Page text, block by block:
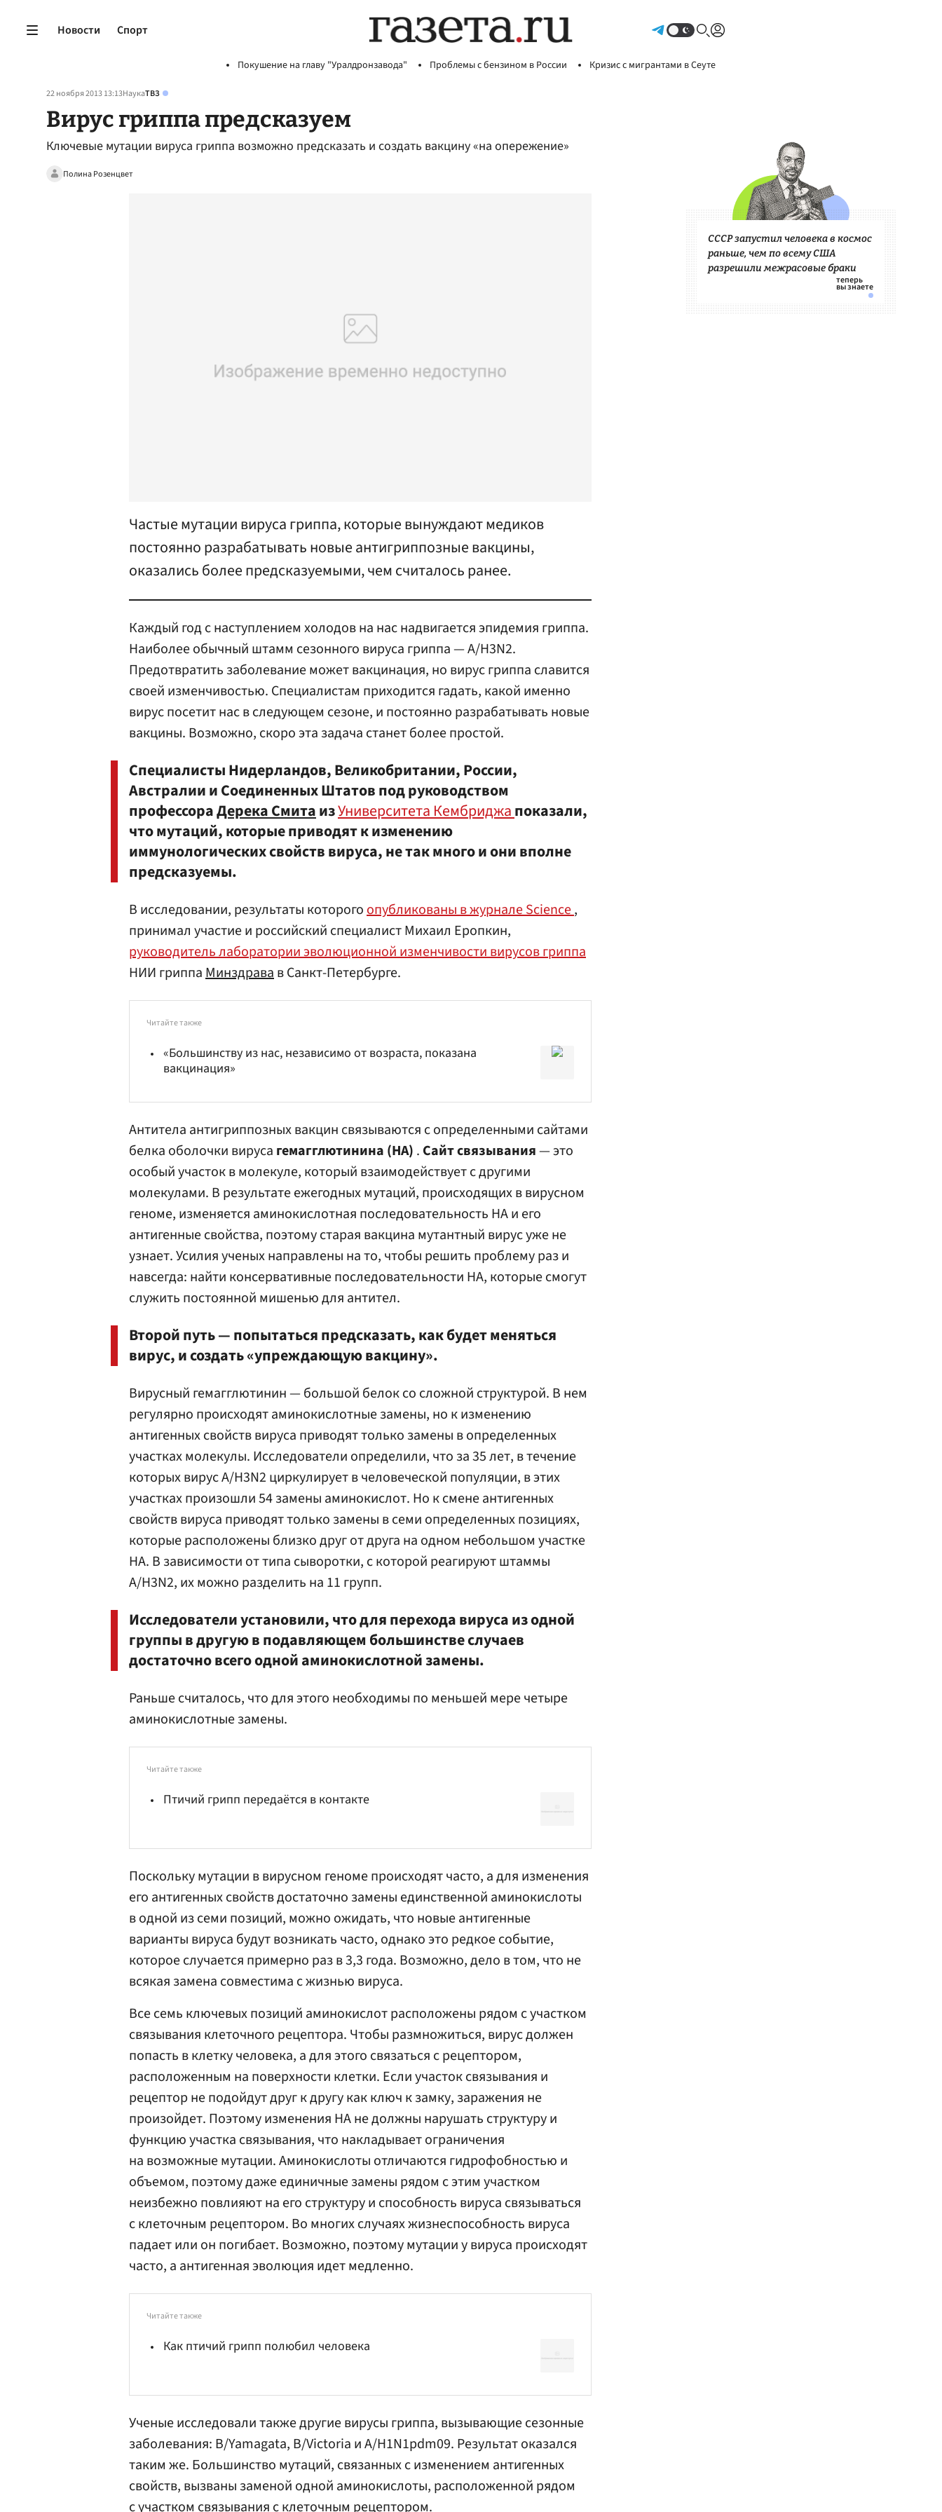
Новости Спорт
Покушение на главу "Уралдронзавода" Проблемы с бензином в России Кризис с мигрантами в Сеуте
22 ноября 2013 13:13НаукаТВЗ
Вирус гриппа предсказуем
Ключевые мутации вируса гриппа возможно предсказать и создать вакцину «на опережение»
Полина Розенцвет
Частые мутации вируса гриппа, которые вынуждают медиков
постоянно разрабатывать новые антигриппозные вакцины,
оказались более предсказуемыми, чем считалось ранее.
Каждый год с наступлением холодов на нас надвигается эпидемия гриппа.
Наиболее обычный штамм сезонного вируса гриппа — A/H3N2.
Предотвратить заболевание может вакцинация, но вирус гриппа славится
своей изменчивостью. Специалистам приходится гадать, какой именно
вирус посетит нас в следующем сезоне, и постоянно разрабатывать новые
вакцины. Возможно, скоро эта задача станет более простой.
Специалисты Нидерландов, Великобритании, России,
Австралии и Соединенных Штатов под руководством
профессораДерека СмитаизУниверситета Кембриджапоказали,
что мутаций, которые приводят к изменению
иммунологических свойств вируса, не так много и они вполне
предсказуемы.
В исследовании, результаты которогоопубликованы в журнале Science,
принимал участие и российский специалист Михаил Еропкин,
руководитель лаборатории эволюционной изменчивости вирусов гриппа
НИИ гриппаМинздравав Санкт-Петербурге.
Читайте также
«Большинству из нас, независимо от возраста, показана
вакцинация»
Антитела антигриппозных вакцин связываются с определенными сайтами
белка оболочки вируса гемагглютинина (HА) . Сайт связывания— это
особый участок в молекуле, который взаимодействует с другими
молекулами. В результате ежегодных мутаций, происходящих в вирусном
геноме, изменяется аминокислотная последовательность HА и его
антигенные свойства, поэтому старая вакцина мутантный вирус уже не
узнает. Усилия ученых направлены на то, чтобы решить проблему раз и
навсегда: найти консервативные последовательности НА, которые смогут
служить постоянной мишенью для антител.
Второй путь — попытаться предсказать, как будет меняться
вирус, и создать «упреждающую вакцину».
Вирусный гемагглютинин — большой белок со сложной структурой. В нем
регулярно происходят аминокислотные замены, но к изменению
антигенных свойств вируса приводят только замены в определенных
участках молекулы. Исследователи определили, что за 35 лет, в течение
которых вирус A/H3N2 циркулирует в человеческой популяции, в этих
участках произошли 54 замены аминокислот. Но к смене антигенных
свойств вируса приводят только замены в семи определенных позициях,
которые расположены близко друг от друга на одном небольшом участке
НА. В зависимости от типа сыворотки, с которой реагируют штаммы
A/H3N2, их можно разделить на 11 групп.
Исследователи установили, что для перехода вируса из одной
группы в другую в подавляющем большинстве случаев
достаточно всего одной аминокислотной замены.
Раньше считалось, что для этого необходимы по меньшей мере четыре
аминокислотные замены.
Читайте также
Птичий грипп передаётся в контакте
Поскольку мутации в вирусном геноме происходят часто, а для изменения
его антигенных свойств достаточно замены единственной аминокислоты
в одной из семи позиций, можно ожидать, что новые антигенные
варианты вируса будут возникать часто, однако это редкое событие,
которое случается примерно раз в 3,3 года. Возможно, дело в том, что не
всякая замена совместима с жизнью вируса.
Все семь ключевых позиций аминокислот расположены рядом с участком
связывания клеточного рецептора. Чтобы размножиться, вирус должен
попасть в клетку человека, а для этого связаться с рецептором,
расположенным на поверхности клетки. Если участок связывания и
рецептор не подойдут друг к другу как ключ к замку, заражения не
произойдет. Поэтому изменения НА не должны нарушать структуру и
функцию участка связывания, что накладывает ограничения
на возможные мутации. Аминокислоты отличаются гидрофобностью и
объемом, поэтому даже единичные замены рядом с этим участком
неизбежно повлияют на его структуру и способность вируса связываться
с клеточным рецептором. Во многих случаях жизнеспособность вируса
падает или он погибает. Возможно, поэтому мутации у вируса происходят
часто, а антигенная эволюция идет медленно.
Читайте также
Как птичий грипп полюбил человека
Ученые исследовали также другие вирусы гриппа, вызывающие сезонные
заболевания: B/Yamagata, B/Victoria и A/H1N1pdm09. Результат оказался
таким же. Большинство мутаций, связанных с изменением антигенных
свойств, вызваны заменой одной аминокислоты, расположенной рядом
с участком связывания с клеточным рецептором.
СССР запустил человека в космос
раньше, чем по всему США
разрешили межрасовые браки